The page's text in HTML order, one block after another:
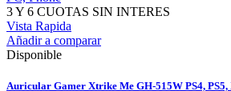
3 Y 6 CUOTAS SIN INTERES
Vista Rapida
Añadir a comparar
Disponible
Auricular Gamer Xtrike Me GH-515W PS4, PS5,